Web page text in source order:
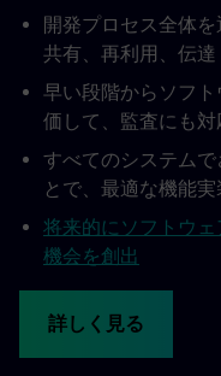
開発プロセス全体
共有、再利用、伝達
早い段階からソフ
価して、監査にも
すべてのシステム
とで、最適な機能
将来的にソフトウ
機会を創出
詳しく見る